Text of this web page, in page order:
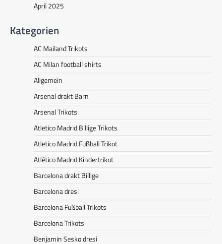
April 2025
Kategorien
AC Mailand Trikots
AC Milan football shirts
Allgemein
Arsenal drakt Barn
Arsenal Trikots
Atletico Madrid Billige Trikots
Atletico Madrid Fußball Trikot
Atlético Madrid Kindertrikot
Barcelona drakt Billige
Barcelona dresi
Barcelona Fußball Trikots
Barcelona Trikots
Benjamin Sesko dresi